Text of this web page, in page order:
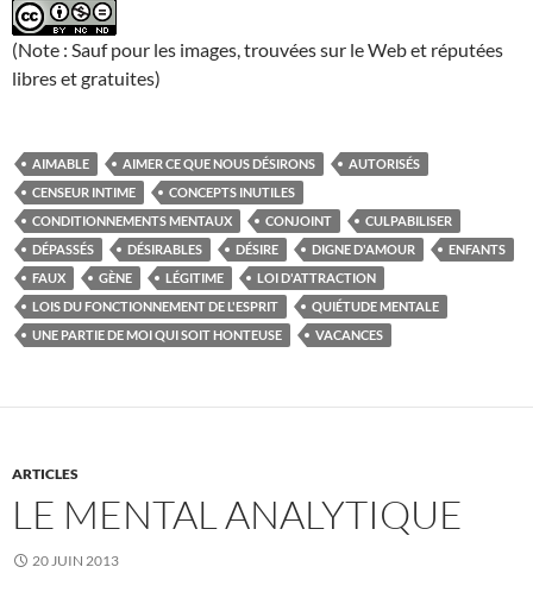
(Note : Sauf pour les images, trouvées sur le Web et réputées
libres et gratuites)
AIMABLE AIMER CE QUE NOUS DÉSIRONS
AUTORISÉS
CENSEUR INTIME
CONCEPTS INUTILES
CONDITIONNEMENTS MENTAUX
CONJOINT
CULPABILISER
DÉPASSÉS
DÉSIRABLES DÉSIRE DIGNE D'AMOUR
ENFANTS
FAUX
GÈNE LÉGITIME
LOI D'ATTRACTION
LOIS DU FONCTIONNEMENT DE L'ESPRIT
QUIÉTUDE MENTALE
UNE PARTIE DE MOI QUI SOIT HONTEUSE
VACANCES
ARTICLES
LE MENTAL ANALYTIQUE
20 JUIN 2013